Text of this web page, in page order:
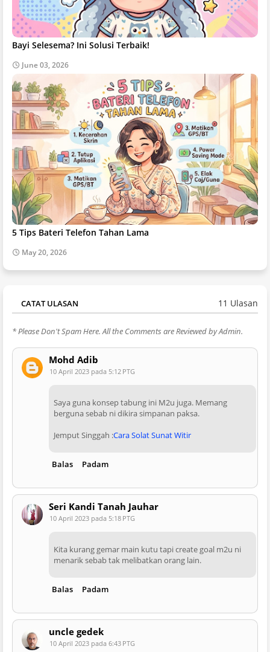
Bayi Selesema? Ini Solusi Terbaik!
June 03, 2026
5 Tips Bateri Telefon Tahan Lama
May 20, 2026
CATAT ULASAN 11 Ulasan
* Please Don't Spam Here. All the Comments are Reviewed by Admin.
Mohd Adib
10 April 2023 pada 5:12 PTG
Saya guna konsep tabung ini M2u juga. Memang
berguna sebab ni dikira simpanan paksa.
Jemput Singgah :Cara Solat Sunat Witir
Balas Padam
Seri Kandi Tanah Jauhar
10 April 2023 pada 5:18 PTG
Kita kurang gemar main kutu tapi create goal m2u ni
menarik sebab tak melibatkan orang lain.
Balas Padam
uncle gedek
10 April 2023 pada 6:43 PTG